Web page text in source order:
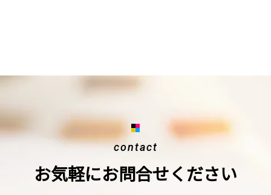
contact
お気軽にお問合せください